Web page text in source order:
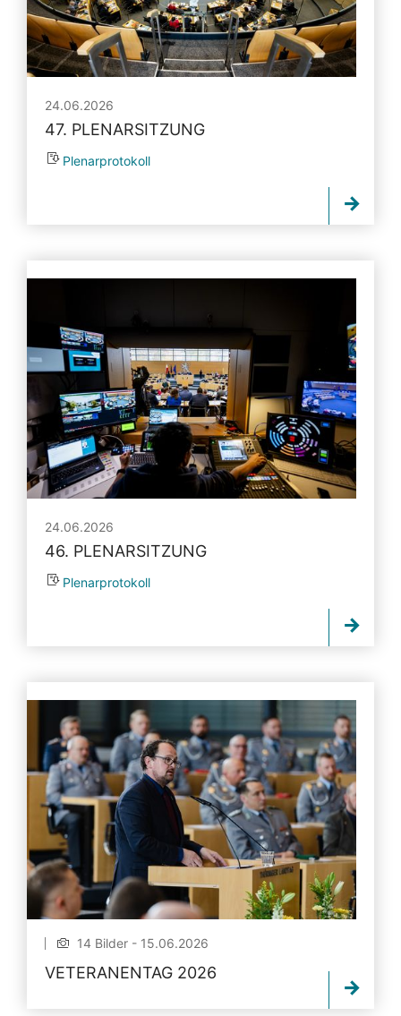
24.06.2026
47. PLENARSITZUNG
Plenarprotokoll
24.06.2026
46. PLENARSITZUNG
Plenarprotokoll
14 Bilder - 15.06.2026
VETERANENTAG 2026